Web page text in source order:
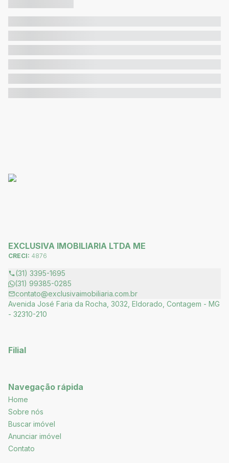
EXCLUSIVA IMOBILIARIA LTDA ME
CRECI: 4876
(31) 3395-1695
(31) 99385-0285
contato@exclusivaimobiliaria.com.br
Avenida José Faria da Rocha, 3032, Eldorado, Contagem - MG
- 32310-210
Filial
Navegação rápida
Home
Sobre nós
Buscar imóvel
Anunciar imóvel
Contato